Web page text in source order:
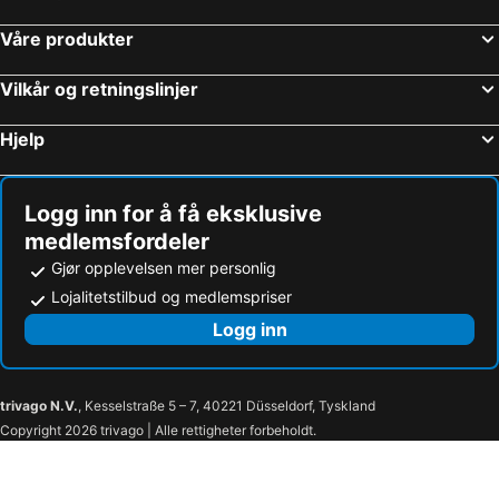
Våre produkter
Vilkår og retningslinjer
Hjelp
Logg inn for å få eksklusive
medlemsfordeler
Gjør opplevelsen mer personlig
Lojalitetstilbud og medlemspriser
Logg inn
trivago N.V., Kesselstraße 5 – 7, 40221 Düsseldorf, Tyskland
Copyright 2026 trivago | Alle rettigheter forbeholdt.